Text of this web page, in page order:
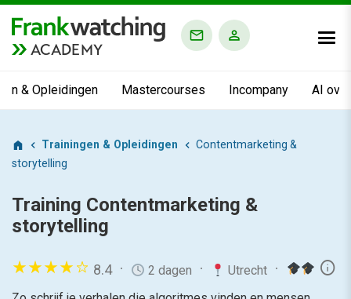
ACADEMY
& Opleidingen Mastercourses Incompany AI
Trainingen & Opleidingen
Contentmarketing &
storytelling
Training Contentmarketing &
storytelling
8.4 2 dagen Utrecht info